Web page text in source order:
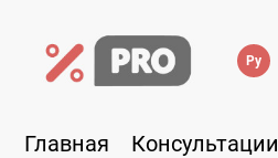
Ру
Главная Консультации